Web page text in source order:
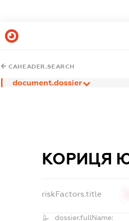
CAHEADER.SEARCH
document.dossier
КОРИЦЯ
riskFactors.title
dossier.fullName: